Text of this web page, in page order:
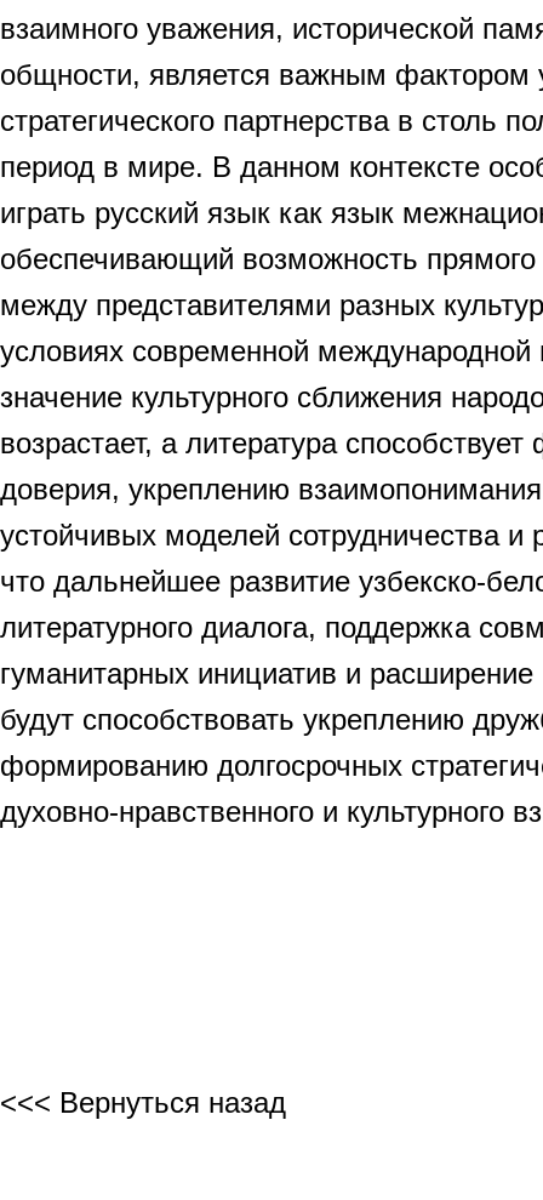
взаимного уважения, исторической
общности, является важным фактором
стратегического партнерства в столь
период в мире. В данном контексте
играть русский язык как язык
обеспечивающий возможность прямого
между представителями разных
условиях современной международной
значение культурного сближения
возрастает, а литература
доверия, укреплению
устойчивых моделей сотрудничества и
что дальнейшее развитие узбекско-
литературного диалога, поддержка
гуманитарных инициатив и расширение
будут способствовать укреплению
формированию долгосрочных
духовно-нравственного и культурного
<<< Вернуться назад